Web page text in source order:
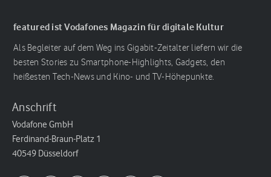
featured ist Vodafones Magazin für digitale Kultur
Als Begleiter auf dem Weg ins Gigabit-Zeitalter liefern wir die
besten Stories zu Smartphone-Highlights, Gadgets, den
heißesten Tech-News und Kino- und TV-Höhepunkte.
Anschrift
Vodafone GmbH
Ferdinand-Braun-Platz 1
40549 Düsseldorf